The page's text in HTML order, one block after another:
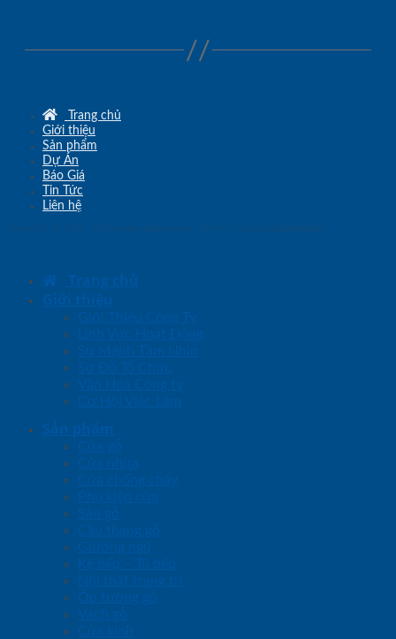
Trang chủ
Giới thiệu
Sản phẩm
Dự Án
Báo Giá
Tin Tức
Liên hệ
Trang chủ
Giới thiệu
Giới Thiệu Công Ty
Lĩnh Vực Hoạt Động
Sứ Mệnh Tầm Nhìn
Sơ Đồ Tổ Chức
Văn Hóa Công ty
Cơ Hội Việc Làm
Sản phẩm
Cửa gỗ
Cửa nhựa
Cửa chống cháy
Phụ kiện cửa
Sàn gỗ
Cầu thang gỗ
Giường ngủ
Kệ bếp – Tủ bếp
Nội thất trang trí
Ốp tường gỗ
Vách gỗ
Cửa kính